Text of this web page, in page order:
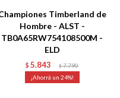
Timberland de
Hombre - ALST -
TB0A65RW754108500M -
ELD
$ 5.843 $ 7.790
24